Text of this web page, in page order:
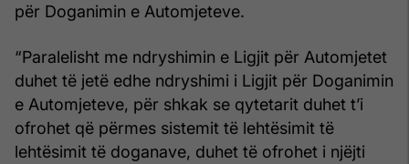
për Doganimin e Automjeteve.
“Paralelisht me ndryshimin e Ligjit për Automjetet
duhet të jetë edhe ndryshimi i Ligjit për Doganimin
e Automjeteve, për shkak se qytetarit duhet t’i
ofrohet që përmes sistemit të lehtësimit të
lehtësimit të doganave, duhet të ofrohet i njëjti